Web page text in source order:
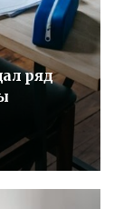
ряд